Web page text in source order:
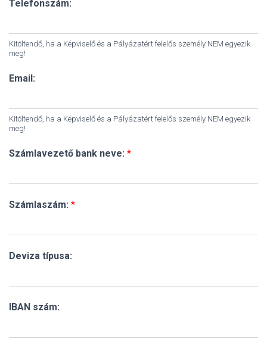
Telefonszám:
Kitöltendő, ha a Képviselő és a Pályázatért felelős személy NEM egyezik
meg!
Email:
Kitöltendő, ha a Képviselő és a Pályázatért felelős személy NEM egyezik
meg!
Számlavezető bank neve: *
Számlaszám: *
Deviza típusa:
IBAN szám: